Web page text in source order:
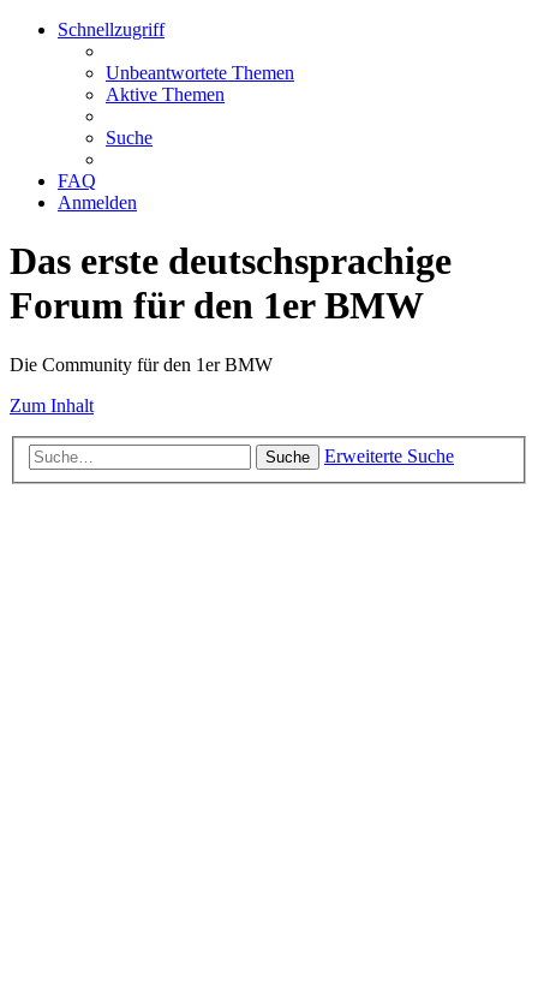
Schnellzugriff
Unbeantwortete Themen
Aktive Themen
Suche
FAQ
Anmelden
Das erste deutschsprachige
Forum für den 1er BMW
Die Community für den 1er BMW
Zum Inhalt
Suche Erweiterte Suche